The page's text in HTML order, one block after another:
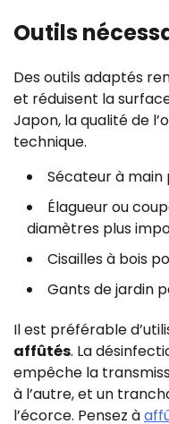
Outils
Des outils adaptés
et réduisent la
Japon, la qualité de
technique.
Sécateur à main
Élagueur ou
diamètres plus
Cisailles à bois
Gants de jardin
Il est préférable
affûtés. La
empêche la
à l’autre, et un
l’écorce. Pensez à